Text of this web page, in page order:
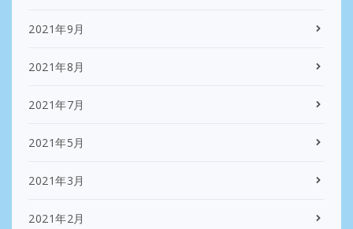
2021年9月
2021年8月
2021年7月
2021年5月
2021年3月
2021年2月